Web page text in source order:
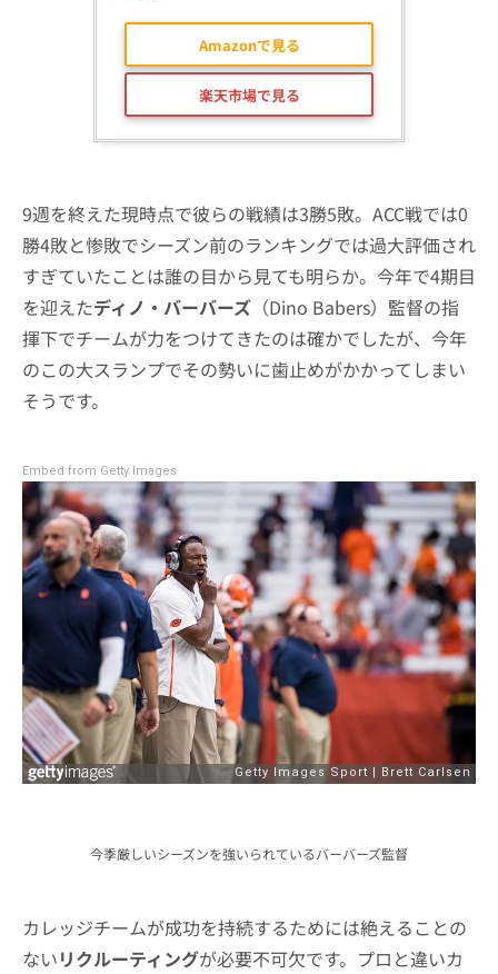
Amazonで見る
楽天市場で見る
9週を終えた現時点で彼らの戦績は3勝5敗。ACC戦では0
勝4敗と惨敗でシーズン前のランキングでは過大評価され
すぎていたことは誰の目から見ても明らか。今年で4期目
を迎えたディノ・バーバーズ （Dino Babers）監督の指
揮下でチームが力をつけてきたのは確かでしたが、今年
のこの大スランプでその勢いに歯止めがかかってしまい
そうです。
Embed from Getty Images
今季厳しいシーズンを強いられているバーバーズ監督
カレッジチームが成功を持続するためには絶えることの
ないリクルーティングが必要不可欠です。プロと違いカ